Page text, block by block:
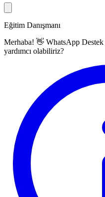
Eğitim Danışmanı
Merhaba! 👋 WhatsApp Destek
yardımcı olabiliriz?